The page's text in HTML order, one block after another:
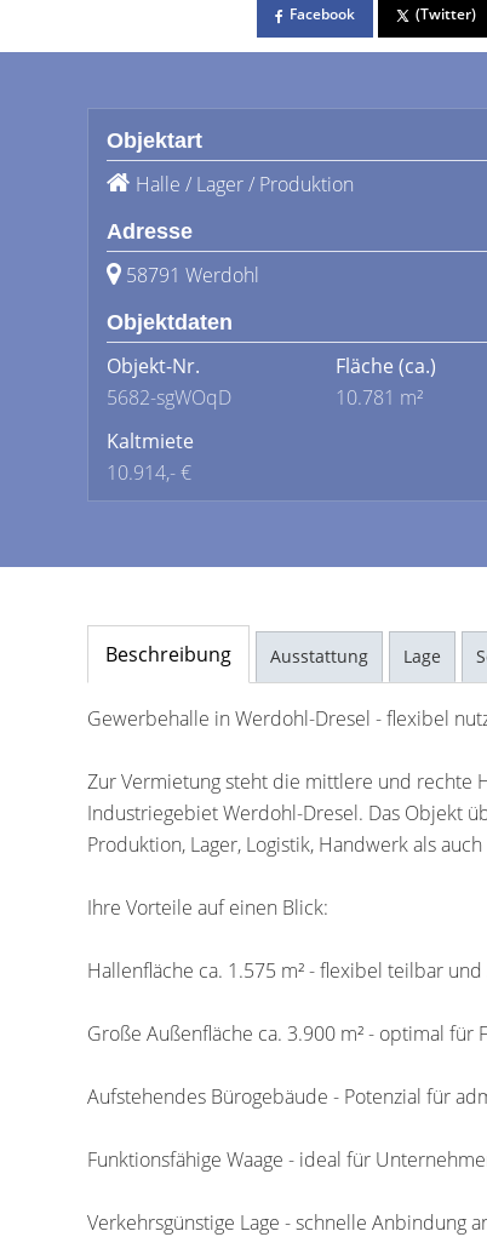
Facebook (Twitter)
Objektart
Halle / Lager / Produktion
Adresse
58791 Werdohl
Objektdaten
Objekt-Nr.
5682-sgWOqD
Fläche (ca.)
10.781 m²
Kaltmiete
10.914,- €
Beschreibung Ausstattung Lage
Gewerbehalle in Werdohl-Dresel - flexibel
Zur Vermietung steht die mittlere und rechte
Industriegebiet Werdohl-Dresel. Das Objekt
Produktion, Lager, Logistik, Handwerk als
Ihre Vorteile auf einen Blick:
Hallenfläche ca. 1.575 m² - flexibel teilbar
Große Außenfläche ca. 3.900 m² - optimal
Aufstehendes Bürogebäude - Potenzial für
Funktionsfähige Waage - ideal für
Verkehrsgünstige Lage - schnelle Anbindung